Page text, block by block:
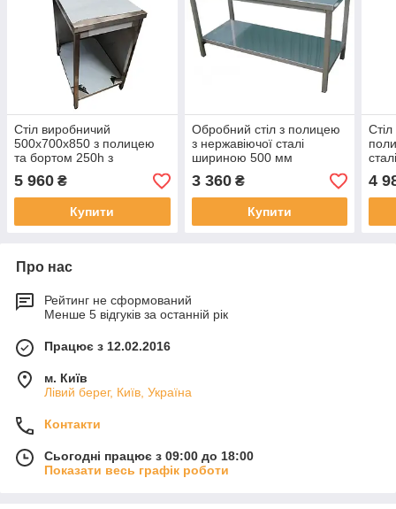
Стіл виробничий
500х700х850 з полицею
та бортом 250h з
нержавіючої сталі
5 960 ₴
Купити
Обробний стіл з полицею
з нержавіючої сталі
шириною 500 мм
3 360₴
Купити
4
Про нас
Рейтинг не сформований
Менше 5 відгуків за останній рік
Працює з 12.02.2016
м. Київ
Лівий берег, Київ, Україна
Контакти
Сьогодні працює з 09:00 до 18:00
Показати весь графік роботи